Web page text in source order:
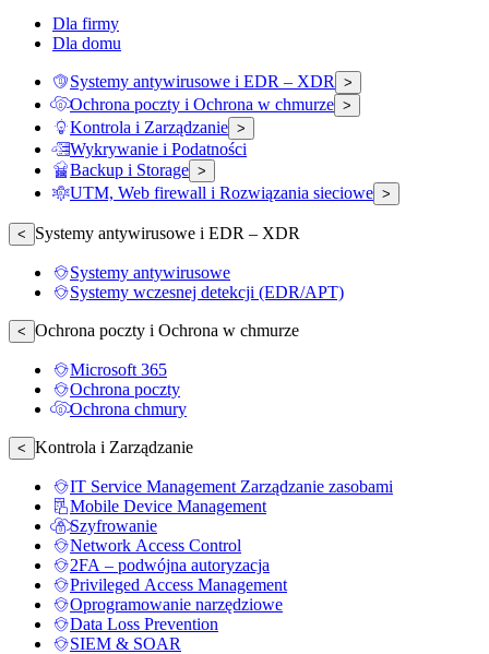
Dla firmy
Dla domu
Systemy antywirusowe i EDR – XDR >
Ochrona poczty i Ochrona w chmurze >
Kontrola i Zarządzanie >
Wykrywanie i Podatności
Backup i Storage >
UTM, Web firewall i Rozwiązania sieciowe >
< Systemy antywirusowe i EDR – XDR
Systemy antywirusowe
Systemy wczesnej detekcji (EDR/APT)
< Ochrona poczty i Ochrona w chmurze
Microsoft 365
Ochrona poczty
Ochrona chmury
< Kontrola i Zarządzanie
IT Service Management Zarządzanie zasobami
Mobile Device Management
Szyfrowanie
Network Access Control
2FA – podwójna autoryzacja
Privileged Access Management
Oprogramowanie narzędziowe
Data Loss Prevention
SIEM & SOAR